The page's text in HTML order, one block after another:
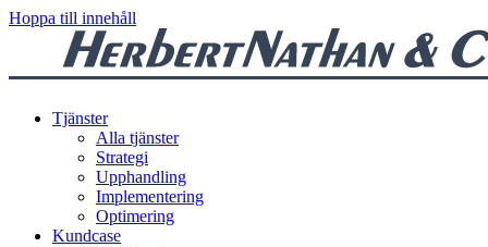
Hoppa till innehåll
Tjänster
Alla tjänster
Strategi
Upphandling
Implementering
Optimering
Kundcase